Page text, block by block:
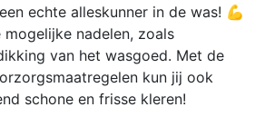
echte alleskunner in de was! 💪
nadelen, zoals
van het wasgoed. Met de
kun jij ook
schone en frisse kleren!